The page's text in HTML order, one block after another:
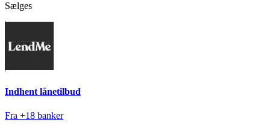
Sælges
Indhent lånetilbud
Fra +18 banker